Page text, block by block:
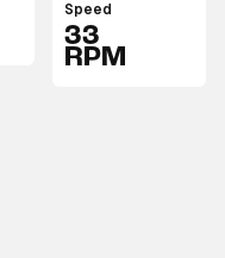
Speed
33
RPM